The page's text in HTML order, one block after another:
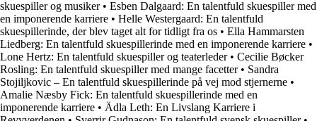
skuespiller og musiker• Esben Dalgaard: En talentfuld skuespiller med
en imponerende karriere • Helle Westergaard: En talentfuld
skuespillerinde, der blev taget alt for tidligt fra os • Ella Hammarsten
Liedberg: En talentfuld skuespillerinde med en imponerende karriere •
Lone Hertz: En talentfuld skuespiller og teaterleder• Cecilie Bøcker
Rosling: En talentfuld skuespiller med mange facetter• Sandra
Stojiljkovic – En talentfuld skuespillerinde på vej mod stjernerne •
Amalie Næsby Fick: En talentfuld skuespillerinde med en
imponerende karriere • Ädla Leth: En Livslang Karriere i